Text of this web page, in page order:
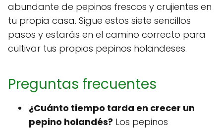
abundante de pepinos frescos y crujientes en
tu propia casa. Sigue estos siete sencillos
pasos y estarás en el camino correcto para
cultivar tus propios pepinos holandeses.
Preguntas frecuentes
¿Cuánto tiempo tarda en crecer un
pepino holandés? Los pepinos